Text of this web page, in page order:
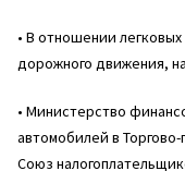
• В отношении
дорожного движения,
• Министерство
автомобилей в
Союз